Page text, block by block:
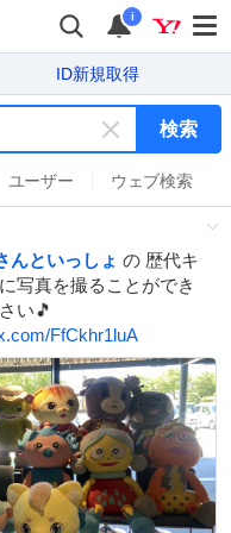
i
ID新規取得
キ
ー
ワ
ド
を
す
検索
ユーザー ウェブ検索
んといっしょ の 歴代キ
写真を撮ることができ
い🎵
FfCkhr1luA